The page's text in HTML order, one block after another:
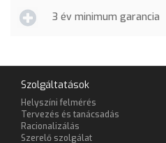
3 év minimum garancia
Szolgáltatások
Helyszíni felmérés
Tervezés és tanácsadás
Racionalizálás
Szerelő szolgálat